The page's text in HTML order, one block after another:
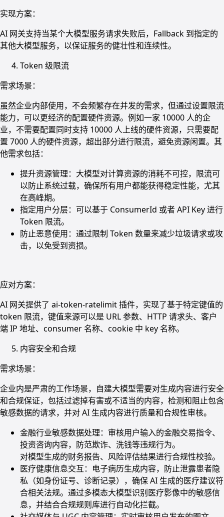
实现方案：
AI 网关支持当某个大模型服务请求失败后，Fallback 到指定的
其他大模型服务，以保证服务的健壮性和连续性。
Token 级限流
需求场景：
虽然企业内部使用，不会频繁存在并发的需求，但通过设置限流
能力，可以更经济的配置硬件资源。例如一家 10000 人的企
业，不需要配置同时支持 10000 人上线的硬件资源，只需要配
置 7000 人的硬件资源，超出部分进行限流，避免资源闲置。其
他需求包括：
提升资源管理：大模型对计算资源的消耗不可控，限流可
以防止系统过载，确保所有用户都能获得稳定性能，尤其
在高峰期。
指定用户分层：可以基于 ConsumerId 或者 API Key 进行
Token 限流。
防止恶意使用：通过限制 Token 数量来减少垃圾请求或攻
击，以免受到资损。
应对方案：
AI 网关提供了 ai-token-ratelimit 插件，实现了基于特定键值的
token 限流，键值来源可以是 URL 参数、HTTP 请求头、客户
端 IP 地址、consumer 名称、cookie 中 key 名称。
内容安全和合规
需求场景：
企业内是严肃的工作场景，自建大模型需要对生成内容进行安全
和合规保证，包括过滤掉有害或不适当的内容，检测和阻止包含
敏感数据的请求，并对 AI 生成内容进行质量和合规性审核。
金融行业敏感数据处理：审核用户输入的金融交易指令、
投资咨询内容，防范欺诈、洗钱等违规行为。
对模型生成的财务报告、风险评估结果进行合规性校验。
医疗健康信息交互：电子病历生成内容，防止泄露患者隐
私（如身份证号、诊断记录），确保 AI 生成的医疗建议符
合相关法规。通过多模态大模型识别医疗影像中的敏感信
息，并结合合规规则库进行自动化拦截。